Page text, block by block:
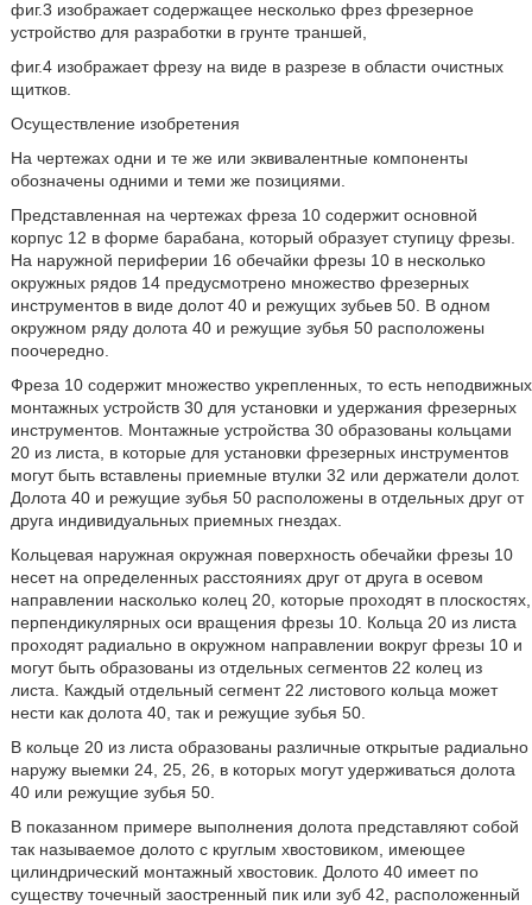
фиг.3 изображает содержащее несколько фрез фрезерное
устройство для разработки в грунте траншей,
фиг.4 изображает фрезу на виде в разрезе в области очистных
щитков.
Осуществление изобретения
На чертежах одни и те же или эквивалентные компоненты
обозначены одними и теми же позициями.
Представленная на чертежах фреза 10 содержит основной
корпус 12 в форме барабана, который образует ступицу фрезы.
На наружной периферии 16 обечайки фрезы 10 в несколько
окружных рядов 14 предусмотрено множество фрезерных
инструментов в виде долот 40 и режущих зубьев 50. В одном
окружном ряду долота 40 и режущие зубья 50 расположены
поочередно.
Фреза 10 содержит множество укрепленных, то есть неподвижных
монтажных устройств 30 для установки и удержания фрезерных
инструментов. Монтажные устройства 30 образованы кольцами
20 из листа, в которые для установки фрезерных инструментов
могут быть вставлены приемные втулки 32 или держатели долот.
Долота 40 и режущие зубья 50 расположены в отдельных друг от
друга индивидуальных приемных гнездах.
Кольцевая наружная окружная поверхность обечайки фрезы 10
несет на определенных расстояниях друг от друга в осевом
направлении насколько колец 20, которые проходят в плоскостях,
перпендикулярных оси вращения фрезы 10. Кольца 20 из листа
проходят радиально в окружном направлении вокруг фрезы 10 и
могут быть образованы из отдельных сегментов 22 колец из
листа. Каждый отдельный сегмент 22 листового кольца может
нести как долота 40, так и режущие зубья 50.
В кольце 20 из листа образованы различные открытые радиально
наружу выемки 24, 25, 26, в которых могут удерживаться долота
40 или режущие зубья 50.
В показанном примере выполнения долота представляют собой
так называемое долото с круглым хвостовиком, имеющее
цилиндрический монтажный хвостовик. Долото 40 имеет по
существу точечный заостренный пик или зуб 42, расположенный